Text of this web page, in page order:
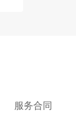
服务合同